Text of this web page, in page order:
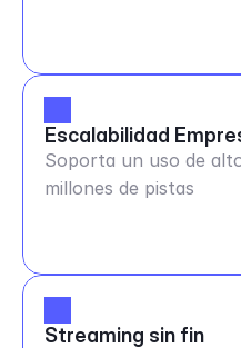
Escalabilidad
Soporta un uso de
millones de pistas
Streaming sin fin